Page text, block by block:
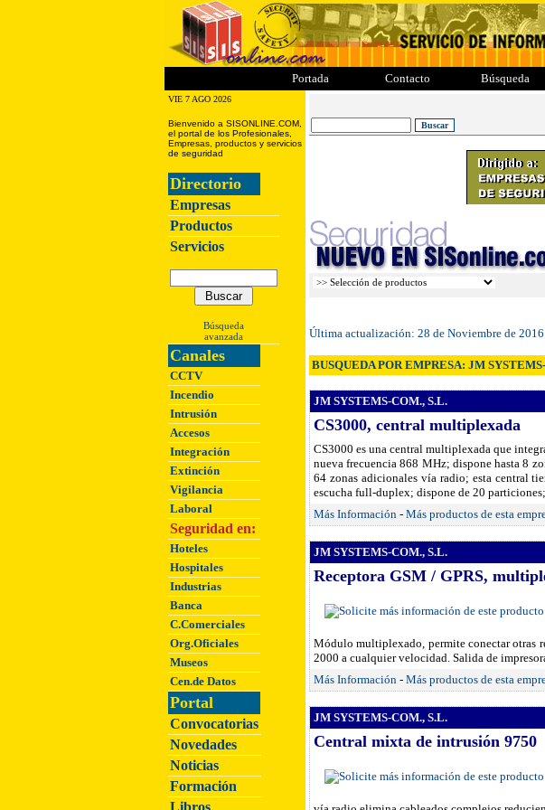
Portada Contacto Búsqueda
VIE 7 AGO 2026
Bienvenido a SISONLINE.COM,
el portal de los Profesionales,
Empresas, productos y servicios
de seguridad
Directorio
Empresas
Productos
Servicios
Búsqueda
avanzada
Canales
CCTV
Incendio
Intrusión
Accesos
Integración
Extinción
Vigilancia
Laboral
Seguridad en:
Hoteles
Hospitales
Industrias
Banca
C.Comerciales
Org.Oficiales
Museos
Cen.de Datos
Portal
Convocatorias
Novedades
Noticias
Formación
Libros
Última actualización: 28 de Noviembre de 2016
BUSQUEDA POR EMPRESA: JM
JM SYSTEMS-COM., S.L.
CS3000, central multiplexada
CS3000 es una central multiplexada que
nueva frecuencia 868 MHz; dispone hasta 8
64 zonas adicionales vía radio; esta central
escucha full-duplex; dispone de 20
Más Información - Más productos de esta
JM SYSTEMS-COM., S.L.
Receptora GSM / GPRS,
Módulo multiplexado, permite conectar otras
2000 a cualquier velocidad. Salida de
Más Información - Más productos de esta
JM SYSTEMS-COM., S.L.
Central mixta de intrusión 9750